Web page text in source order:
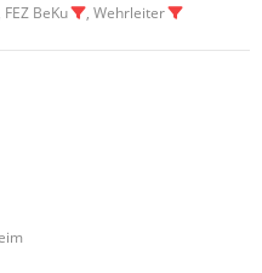
, FEZ BeKu , Wehrleiter